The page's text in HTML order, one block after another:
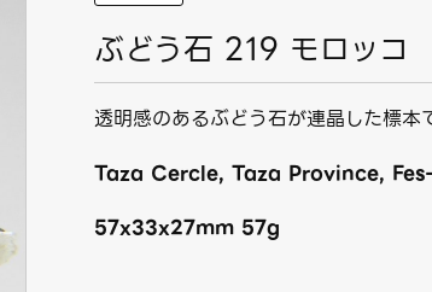
ぶどう石 219 モロッコ
透明感のあるぶどう石が連晶した標本
Taza Cercle, Taza Province,
57x33x27mm 57g